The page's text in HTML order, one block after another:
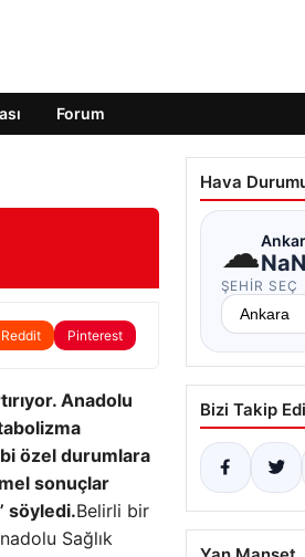
Forum
Reddit Pinterest
Anadolu
özel durumlara
sonuçlar
söyledi.Belirli bir
Sağlık
Hava
☁
ŞEHIR SEÇ
Bizi Takip